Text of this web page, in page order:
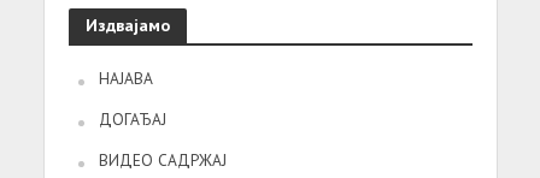
Издвајамо
НАЈАВА
ДОГАЂАЈ
ВИДЕО САДРЖАЈ